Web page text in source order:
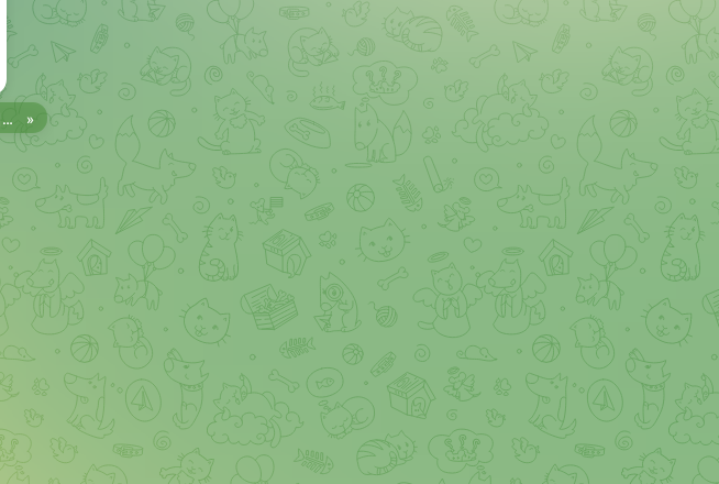
사이트 이용 중 발생하는 오류 또는 접속 불가 현상은 제보 부탁드립니다. 리뉴얼 전의 늑대닷컴을 원하시는 분들은 늑대닷컴2로 이용 바랍니다. 항상 늑대닷컴을 찾아주셔서 감사합니다. 늑대닷컴 주소 https://wfwf435.com 늑대닷컴2 주소 https://wftoon222.com »